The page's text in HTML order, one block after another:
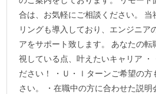
合は、お気軽にご相談ください。 当
リングも導入しており、エンジニア
アをサポート致します。 あなたの
視している点、叶えたいキャリア ・
ださい！ ・Ｕ・ｌターンご希望の
さい。 ・在職中の方に合わせた説